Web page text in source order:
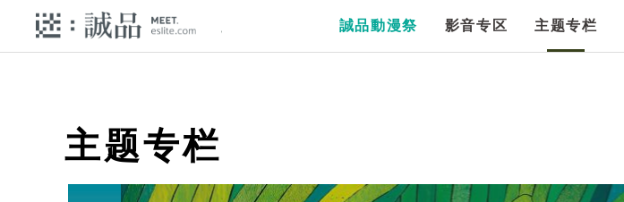
誠品動漫祭 影音专区 主题专栏
主题专栏